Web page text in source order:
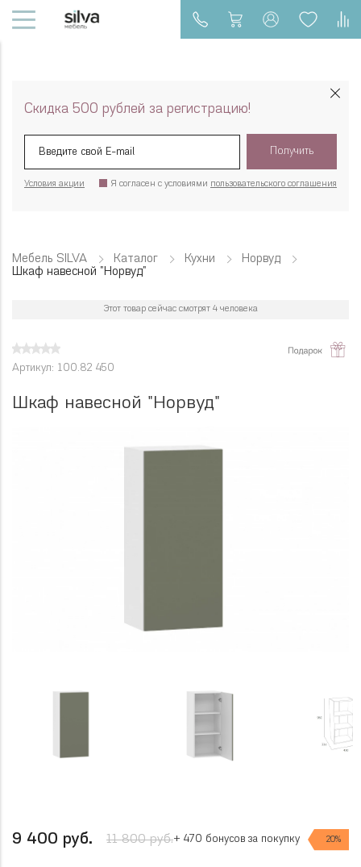
Скидка 500 рублей за регистрацию!
Получить
Я согласен с условиями пользовательского соглашения
Условия акции
Мебель SILVA Каталог Кухни
Норвуд
Шкаф навесной "Норвуд"
Артикул: 100.82 450
Этот товар сейчас смотрят 4 человека
Шкаф навесной "Норвуд"
9 400 руб. 11 800 руб. 20%
+ 470 бонусов за покупку